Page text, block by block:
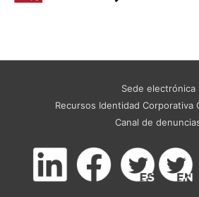
Sede electrónica
Recursos Identidad Corporativa
Canal de